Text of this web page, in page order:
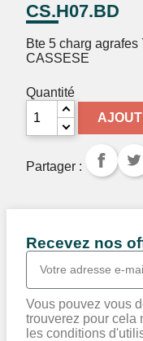
CS.H07.BD
Bte 5 charg
CASSESE
Quantité
Partager :
Recevez nos
Vous pouvez vous
trouverez pour cela
les conditions